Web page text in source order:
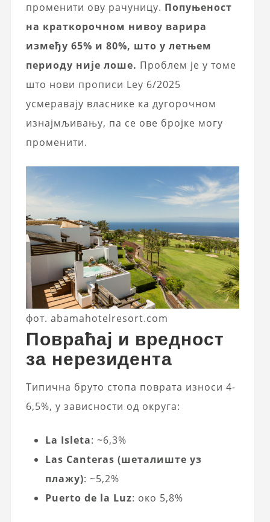
променити ову рачуницу. Попуњеност
на краткорочном нивоу варира
између 65% и 80%, што у летњем
периоду није лоше. Проблем је у томе
што нови прописи Ley 6/2025
усмеравају власнике ка дугорочном
изнајмљивању, па се ове бројке могу
променити.
фот. abamahotelresort.com
Повраћај и вредност
за нерезидента
Типична бруто стопа поврата износи 4-
6,5%, у зависности од округа:
La Isleta: ~6,3%
Las Canteras (шеталиште уз
плажу): ~5,2%
Puerto de la Luz: око 5,8%